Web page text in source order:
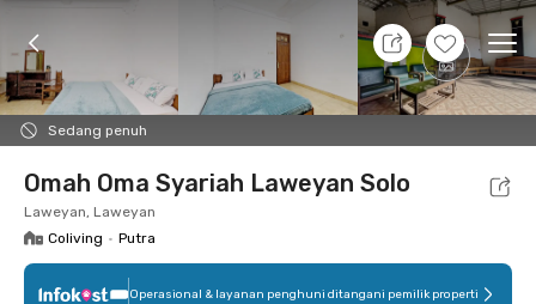
+10
Sedang penuh
8 Agt 26 - Belum tahu
Foto Fasilitas bersama Lokasi Kamar
Omah Oma Syariah Laweyan Solo
Laweyan, Laweyan
Coliving • Putra
Operasional & layanan penghuni ditangani pemilik properti